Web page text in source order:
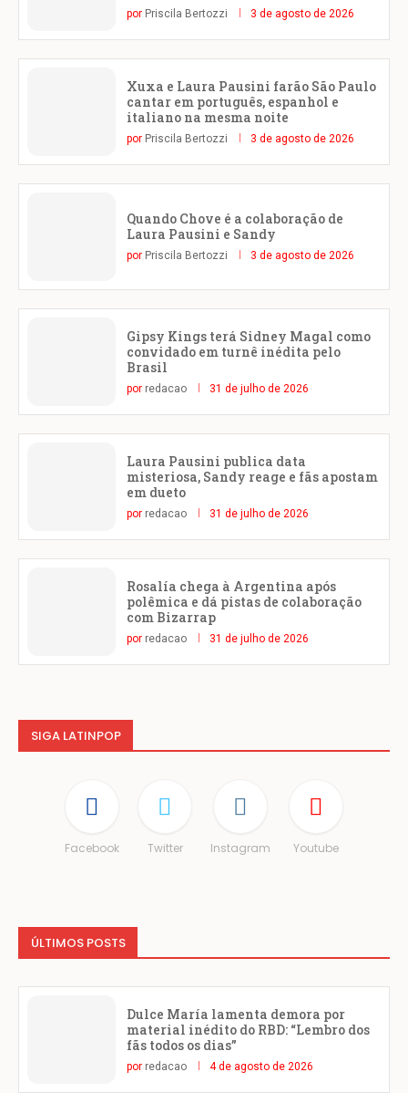
por Priscila Bertozzi 3 de agosto de 2026
Xuxa e Laura Pausini farão São Paulo
cantar em português, espanhol e
italiano na mesma noite
por Priscila Bertozzi 3 de agosto de 2026
Quando Chove é a colaboração de
Laura Pausini e Sandy
por Priscila Bertozzi 3 de agosto de 2026
Gipsy Kings terá Sidney Magal como
convidado em turnê inédita pelo
Brasil
por redacao 31 de julho de 2026
Laura Pausini publica data
misteriosa, Sandy reage e fãs apostam
em dueto
por redacao 31 de julho de 2026
Rosalía chega à Argentina após
polêmica e dá pistas de colaboração
com Bizarrap
por redacao 31 de julho de 2026
SIGA LATINPOP
Facebook Twitter Instagram Youtube
ÚLTIMOS POSTS
Dulce María lamenta demora por
material inédito do RBD: “Lembro dos
fãs todos os dias”
por redacao 4 de agosto de 2026